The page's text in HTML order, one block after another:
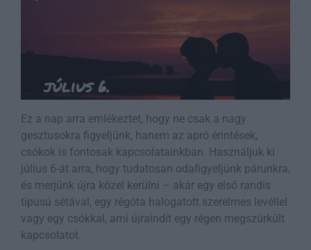
Ez a nap arra emlékeztet, hogy ne csak a nagy
gesztusokra figyeljünk, hanem az apró érintések,
csókok is fontosak kapcsolatainkban. Használjuk ki
július 6-át arra, hogy tudatosan odafigyeljünk párunkra,
és merjünk újra közel kerülni – akár egy első randis
típusú sétával, egy régóta halogatott szerelmes levéllel
vagy egy csókkal, ami újraindít egy régen megszürkült
kapcsolatot.